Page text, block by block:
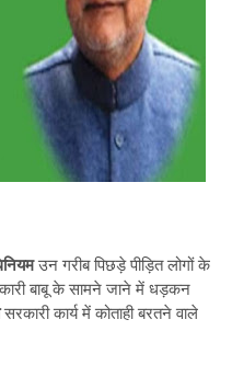
उन गरीब पिछड़े पीड़ित लोगों के
बाबू के सामने जाने में धड़कन
सरकारी कार्य में कोताही बरतने वाले